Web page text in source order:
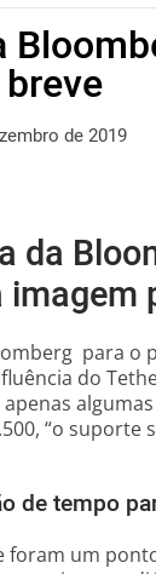
de 2019
da
para o
do
“o
de tempo
foram um